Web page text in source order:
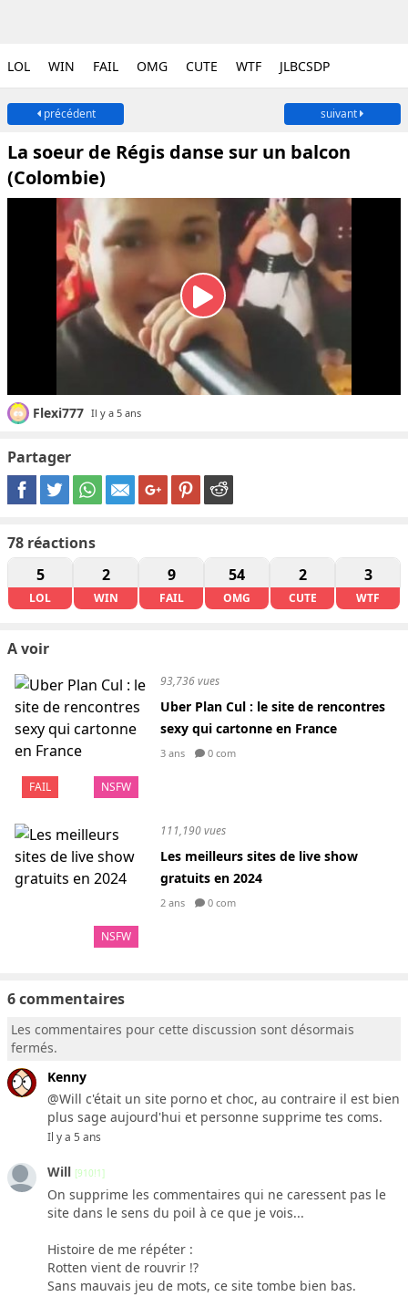
LOL WIN FAIL OMG CUTE WTF JLBCSDP
précédent suivant
La soeur de Régis danse sur un balcon
(Colombie)
Flexi777 Il y a 5 ans
Partager
78 réactions
5
LOL
2
WIN
9
FAIL
54
OMG
2
CUTE
3
WTF
A voir
FAIL NSFW
93,736 vues
Uber Plan Cul : le site de rencontres
sexy qui cartonne en France
3 ans 0 com
NSFW
111,190 vues
Les meilleurs sites de live show
gratuits en 2024
2 ans 0 com
6 commentaires
Les commentaires pour cette discussion sont désormais
fermés.
Kenny
@Will c'était un site porno et choc, au contraire il est bien
plus sage aujourd'hui et personne supprime tes coms.
Il y a 5 ans
Will [910!1]
On supprime les commentaires qui ne caressent pas le
site dans le sens du poil à ce que je vois...
Histoire de me répéter :
Rotten vient de rouvrir !?
Sans mauvais jeu de mots, ce site tombe bien bas.